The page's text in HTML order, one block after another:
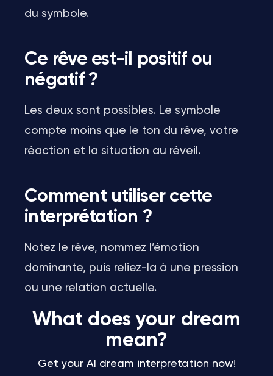
du symbole.
Ce rêve est-il positif ou
négatif ?
Les deux sont possibles. Le symbole
compte moins que le ton du rêve, votre
réaction et la situation au réveil.
Comment utiliser cette
interprétation ?
Notez le rêve, nommez l’émotion
dominante, puis reliez-la à une pression
ou une relation actuelle.
What does your dream
mean?
Get your AI dream interpretation now!